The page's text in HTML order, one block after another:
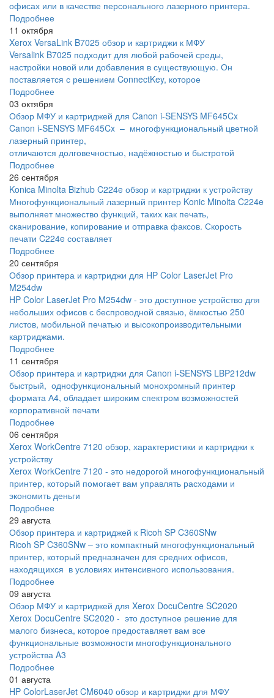
офисах или в качестве персонального лазерного принтера.
Подробнее
11 октября
Xerox VersaLink B7025 обзор и картриджи к МФУ
Versalink B7025 подходит для любой рабочей среды,
настройки новой или добавления в существующую. Он
поставляется с решением ConnectKey, которое
Подробнее
03 октября
Обзор МФУ и картриджей для Canon i-SENSYS MF645Cx
Canon i-SENSYS MF645Cx – многофункциональный цветной
лазерный принтер,
отличаются долговечностью, надёжностью и быстротой
Подробнее
26 сентября
Konica Minolta Bizhub C224e обзор и картриджи к устройству
Многофункциональный лазерный принтер Konic Minolta C224e
выполняет множество функций, таких как печать,
сканирование, копирование и отправка факсов. Скорость
печати C224e составляет
Подробнее
20 сентября
Обзор принтера и картриджи для HP Color LaserJet Pro
M254dw
HP Color LaserJet Pro M254dw - это доступное устройство для
небольших офисов с беспроводной связью, ёмкостью 250
листов, мобильной печатью и высокопроизводительными
картриджами.
Подробнее
11 сентября
Обзор принтера и картриджи для Canon i-SENSYS LBP212dw
быстрый, однофункциональный монохромный принтер
формата А4, обладает широким спектром возможностей
корпоративной печати
Подробнее
06 сентября
Xerox WorkCentre 7120 обзор, характеристики и картриджи к
устройству
Xerox WorkCentre 7120 - это недорогой многофункциональный
принтер, который помогает вам управлять расходами и
экономить деньги
Подробнее
29 августа
Обзор принтера и картриджей к Ricoh SP C360SNw
Ricoh SP C360SNw – это компактный многофункциональный
принтер, который предназначен для средних офисов,
находящихся в условиях интенсивного использования.
Подробнее
09 августа
Обзор МФУ и картриджей для Xerox DocuCentre SC2020
Xerox DocuCentre SC2020 - это доступное решение для
малого бизнеса, которое предоставляет вам все
функциональные возможности многофункционального
устройства A3
Подробнее
01 августа
HP ColorLaserJet CM6040 обзор и картриджи для МФУ